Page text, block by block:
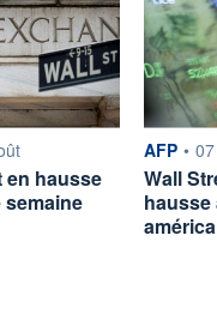
en hausse
AFP •
Wall